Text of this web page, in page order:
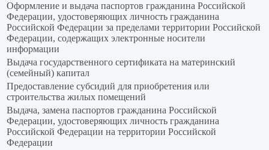
Оформление и выдача паспортов гражданина Российской
Федерации, удостоверяющих личность гражданина
Российской Федерации за пределами территории Российской
Федерации, содержащих электронные носители
информации
Выдача государственного сертификата на материнский
(семейный) капитал
Предоставление субсидий для приобретения или
строительства жилых помещений
Выдача, замена паспортов гражданина Российской
Федерации, удостоверяющих личность гражданина
Российской Федерации на территории Российской
Федерации